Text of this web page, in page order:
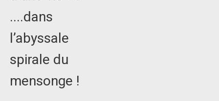
....dans
l’abyssale
spirale du
mensonge !